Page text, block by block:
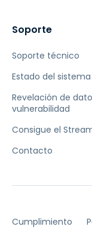
Soporte
Soporte técnico
Estado del sistema
Revelación de
vulnerabilidad
Consigue el
Contacto
Cumplimiento